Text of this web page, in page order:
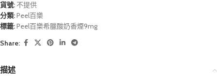
貨號: 不提供
分類:Peel百樂
標籤:Peel百樂希臘酸奶香煙9mg
Share:
描述